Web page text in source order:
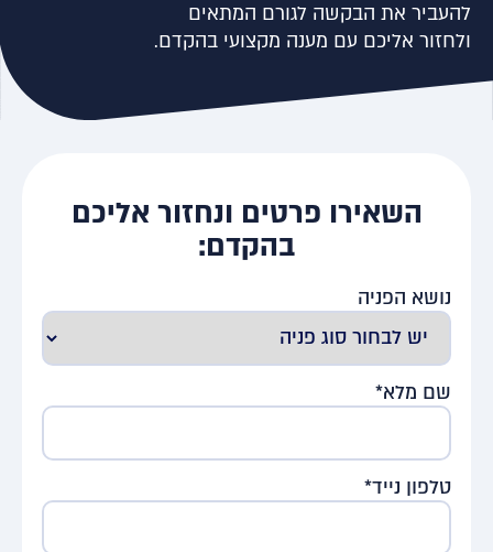
להעביר את הבקשה לגורם המתאים
ולחזור אליכם עם מענה מקצועי בהקדם.
השאירו פרטים ונחזור אליכם
בהקדם:
נושא הפניה
שם מלא*
טלפון נייד*